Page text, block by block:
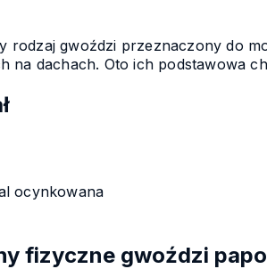
rodzaj gwoździ przeznaczony do
na dachach. Oto ich podstawowa
ocynkowana
fizyczne gwoździ